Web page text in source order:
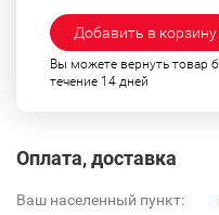
Добавить в корзину
Вы можете вернуть товар
течение 14 дней
Оплата, доставка
Ваш населенный пункт: